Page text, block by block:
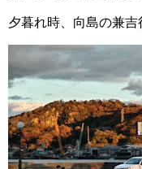
夕暮れ時、向島の兼吉